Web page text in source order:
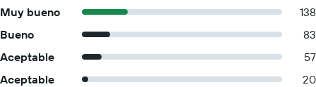
Muy bueno
138
Bueno
83
Aceptable
57
Aceptable
20